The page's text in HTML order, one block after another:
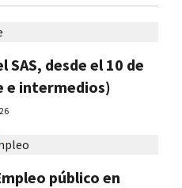
desde el 10 de
e intermedios)
público en